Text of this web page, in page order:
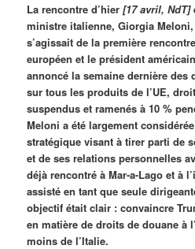
La rencontre d’hier [17 avril, NdT]
ministre italienne, Giorgia
s’agissait de la première
européen et le président
annoncé la semaine dernière des
sur tous les produits de l’UE,
suspendus et ramenés à 10 %
Meloni a été largement
stratégique visant à tirer parti de
et de ses relations personnelles
déjà rencontré à Mar-a-Lago et à
assisté en tant que seule
objectif était clair : convaincre
en matière de droits de douane à
moins de l’Italie.